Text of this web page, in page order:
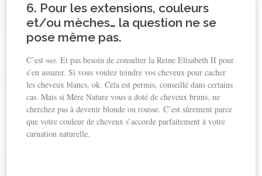
6. Pour les extensions, couleurs
et/ou mèches… la question ne se
pose même pas.
C’estniet. Et pas besoin de consulter la Reine Elisabeth II pour
s’en assurer. Si vous voulez teindre vos cheveux pour cacher
les cheveux blancs, ok. Cela est permis, conseillé dans certains
cas. Mais si Mère Nature vous a doté de cheveux bruns, ne
cherchez pas à devenir blonde ou rousse. C’est sûrement parce
que votre couleur de cheveux s’accorde parfaitement à votre
carnation naturelle.